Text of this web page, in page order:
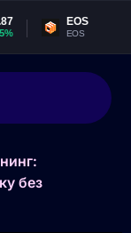
$0.064575
-0.48%
без